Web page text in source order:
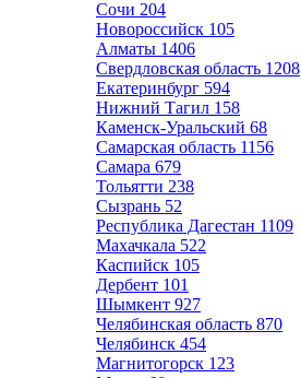
Сочи 204
Новороссийск 105
Алматы 1406
Свердловская область 1208
Екатеринбург 594
Нижний Тагил 158
Каменск-Уральский 68
Самарская область 1156
Самара 679
Тольятти 238
Сызрань 52
Республика Дагестан 1109
Махачкала 522
Каспийск 105
Дербент 101
Шымкент 927
Челябинская область 870
Челябинск 454
Магнитогорск 123